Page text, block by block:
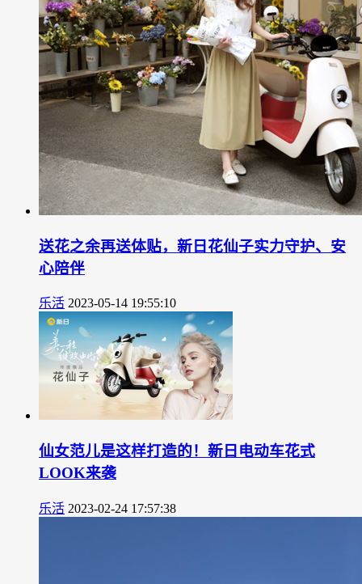
送花之余再送体贴，新日花仙子实力守护、安
心陪伴
乐活 2023-05-14 19:55:10
仙女范儿是这样打造的！新日电动车花式
LOOK来袭
乐活 2023-02-24 17:57:38